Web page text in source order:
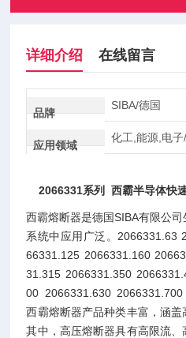
详细介绍 在线留言
品牌
SIBA/德国
应用领域
化工,能源,电
2066331系列 西霸半导体快
西霸熔断器是德国SIBA有限公
系统中应用广泛。2066331.63
66331.125 2066331.160
31.315 2066331.350
00 2066331.630
西霸熔断器产品种类丰富，涵盖
其中，高压熔断器具有高限流